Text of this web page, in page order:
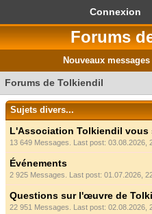
Connexion
Forums
Nouveaux messages
Forums de Tolkiendil
Sujets divers...
L'Association Tolkiendil vous
13 649 Messages. Last post: 03.08.2026,
Événements
2 925 Messages. Last post: 01.07.2026,
Questions sur l'œuvre de
22 951 Messages. Last post: 02.08.2026,